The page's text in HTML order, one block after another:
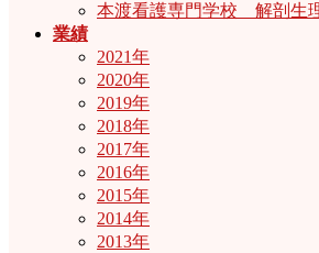
本渡看護専門学校 解剖生
業績
2021年
2020年
2019年
2018年
2017年
2016年
2015年
2014年
2013年